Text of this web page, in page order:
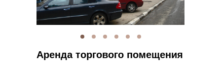
Аренда торгового помещения